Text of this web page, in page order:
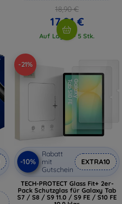
18,90 €
17,01 €
Auf Lager > 5 Stk.
-21%
-10%
Rabatt
mit
Gutschein
EXTRA10
TECH-PROTECT Glass Fit+ 2er-
Pack Schutzglas für Galaxy Tab
S7 / S8 / S9 11.0 / S9 FE / S10 FE